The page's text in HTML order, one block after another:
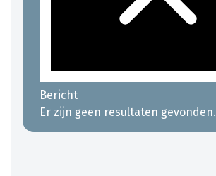
Bericht
Er zijn geen resultaten gevonden.